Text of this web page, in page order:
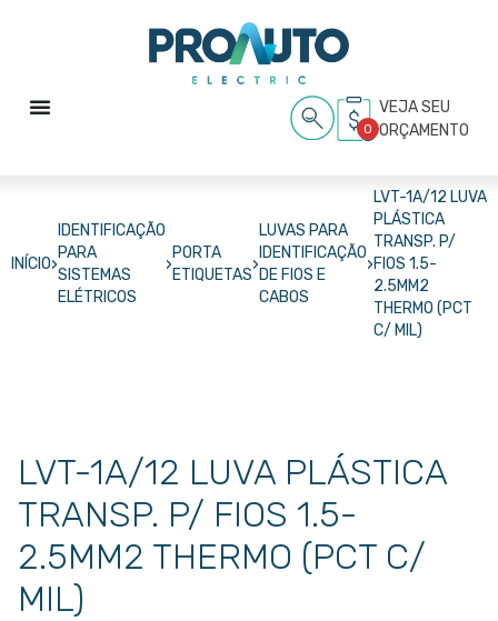
VEJA SEU
ORÇAMENTO
0
INÍCIO›
IDENTIFICAÇÃO
PARA
SISTEMAS
ELÉTRICOS
›
PORTA
ETIQUETAS
›
LUVAS PARA
IDENTIFICAÇÃO
DE FIOS E
CABOS
›
LVT-1A/12 LUVA
PLÁSTICA
TRANSP. P/
FIOS 1.5-
2.5MM2
THERMO (PCT
C/ MIL)
LVT-1A/12 LUVA PLÁSTICA
TRANSP. P/ FIOS 1.5-
2.5MM2 THERMO (PCT C/
MIL)